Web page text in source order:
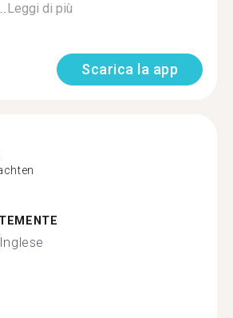
Leggi di più
Scarica la app
Inglese